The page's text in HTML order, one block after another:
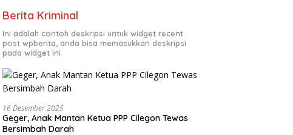
Berita Kriminal
Ini adalah contoh deskripsi untuk widget recent
post wpberita, anda bisa memasukkan deskripsi
pada widget ini.
16 Desember 2025
Geger, Anak Mantan Ketua PPP Cilegon Tewas
Bersimbah Darah